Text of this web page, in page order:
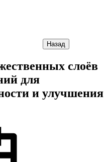
Назад
слоёв
для
и улучшения